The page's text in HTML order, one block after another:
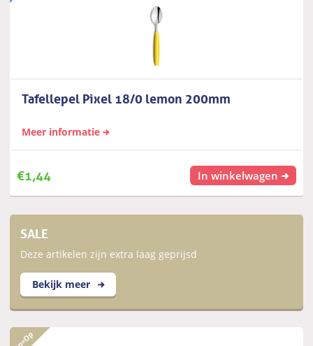
Tafellepel Pixel 18/0 lemon 200mm
Meer informatie
€1,44 In winkelwagen
SALE
Deze artikelen zijn extra laag geprijsd
Bekijk meer